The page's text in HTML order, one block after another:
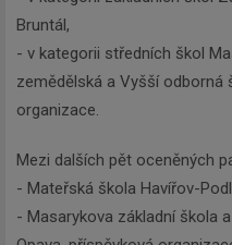
Bruntál,
- v kategorii středních škol
zemědělská a Vyšší odborná
organizace.
Mezi dalších pět oceněných
- Mateřská škola Havířov-
- Masarykova základní škola